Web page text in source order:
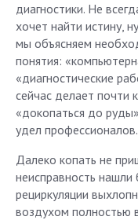
диагностики. Не
хочет найти истину,
мы объясняем
понятия:
«диагностические
сейчас делает почти
«докопаться до
удел профессионалов.
Далеко копать не
неисправность нашли
рециркуляции
воздухом полностью